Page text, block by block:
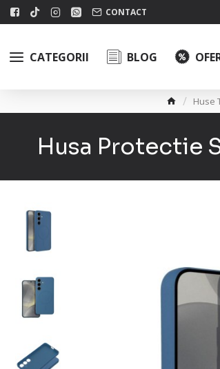
CONTACT
CATEGORII BLOG
Huse
Husa Protectie